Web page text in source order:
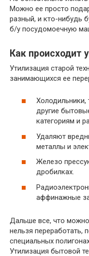
Можно ее просто
разный, и кто-нибудь
б/у посудомоечную
Как происходит
Утилизация старой
занимающихся ее
другие
категориям и
Удаляют
металлы и
Железо
дробилках.
аффинажные
Дальше все, что
нельзя переработать,
специальных
Утилизация бытовой